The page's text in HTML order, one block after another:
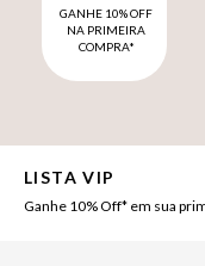
GANHE 10% OFF
NA PRIMEIRA
COMPRA*
LISTA VIP
Ganhe 10% Off* em sua